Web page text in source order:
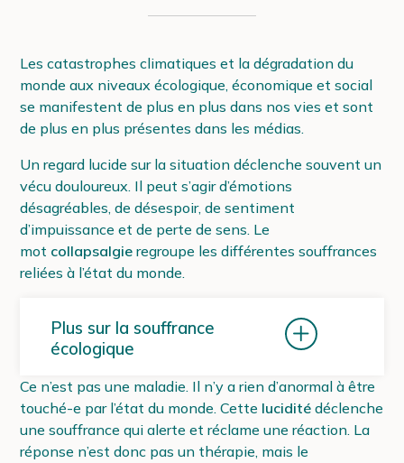
Les catastrophes climatiques et la dégradation du
monde aux niveaux écologique, économique et social
se manifestent de plus en plus dans nos vies et sont
de plus en plus présentes dans les médias.
Un regard lucide sur la situation déclenche souvent un
vécu douloureux. Il peut s’agir d’émotions
désagréables, de désespoir, de sentiment
d’impuissance et de perte de sens. Le
mot collapsalgie regroupe les différentes souffrances
reliées à l’état du monde.
Plus sur la souffrance
écologique
Ce n’est pas une maladie. Il n’y a rien d’anormal à être
touché-e par l’état du monde. Cette lucidité déclenche
une souffrance qui alerte et réclame une réaction. La
réponse n’est donc pas un thérapie, mais le